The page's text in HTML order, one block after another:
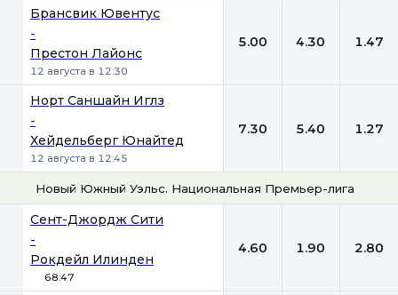
Брансвик Ювентус
-
Престон Лайонс
12 августа в 12:30
5.00 4.30 1.47
Норт Саншайн Иглз
-
Хейдельберг Юнайтед
12 августа в 12:45
7.30 5.40 1.27
Новый Южный Уэльс. Национальная Премьер-лига
Сент-Джордж Сити
-
Рокдейл Илинден
68:47
4.60 1.90 2.80